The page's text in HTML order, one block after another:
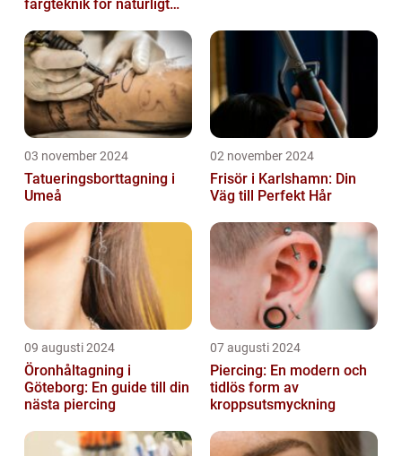
färgteknik för naturligt
03 november 2024
Tatueringsborttagning i
Umeå
02 november 2024
Frisör i Karlshamn: Din
Väg till Perfekt Hår
09 augusti 2024
Öronhåltagning i
Göteborg: En guide till din
nästa piercing
07 augusti 2024
Piercing: En modern och
tidlös form av
kroppsutsmyckning